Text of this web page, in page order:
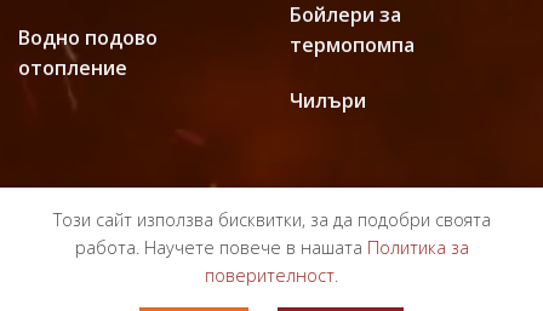
Водно подово
отопление
Бойлери за
термопомпа
Чилъри
Този сайт използва бисквитки, за да подобри своята
работа. Научете повече в нашата Политика за
поверителност.